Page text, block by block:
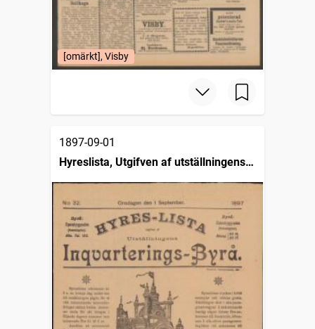
[omärkt], Visby
1897-09-01
Hyreslista, Utgifven af utställningens
inqvarteringsbyrå